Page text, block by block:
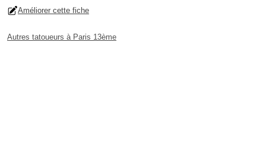
Améliorer cette fiche
Autres tatoueurs à Paris 13ème